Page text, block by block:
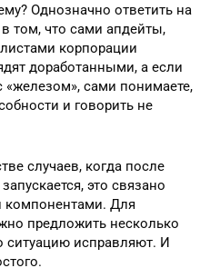
Однозначно ответить на
том, что сами апдейты,
корпорации
доработанными, а если
сами понимаете,
и говорить не
случаев, когда после
это связано
компонентами. Для
предложить несколько
исправляют. И